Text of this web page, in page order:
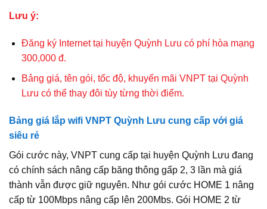
Lưu ý:
Đăng ký Internet tại huyện Quỳnh Lưu có phí hòa mạng
300,000 đ.
Bảng giá, tên gói, tốc độ, khuyến mãi VNPT tại Quỳnh
Lưu có thể thay đôi tùy từng thời điểm.
Bảng giá lắp wifi VNPT Quỳnh Lưu cung cấp với giá
siêu rẻ
Gói cước này, VNPT cung cấp tại huyện Quỳnh Lưu đang
có chính sách nâng cấp băng thông gấp 2, 3 lần mà giá
thành vẫn được giữ nguyên. Như gói cước HOME 1 nâng
cấp từ 100Mbps nâng cấp lên 200Mbs. Gói HOME 2 từ